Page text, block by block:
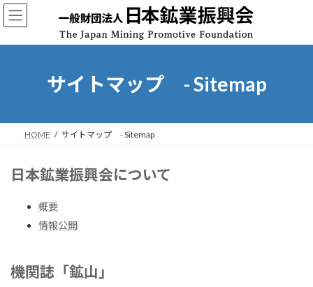
コ
ン
ン
ナ
ビ
ー
サイトマップ - Sitemap
HOME サイトマップ - Sitemap
日本鉱業振興会について
概要
情報公開
機関誌「鉱山」